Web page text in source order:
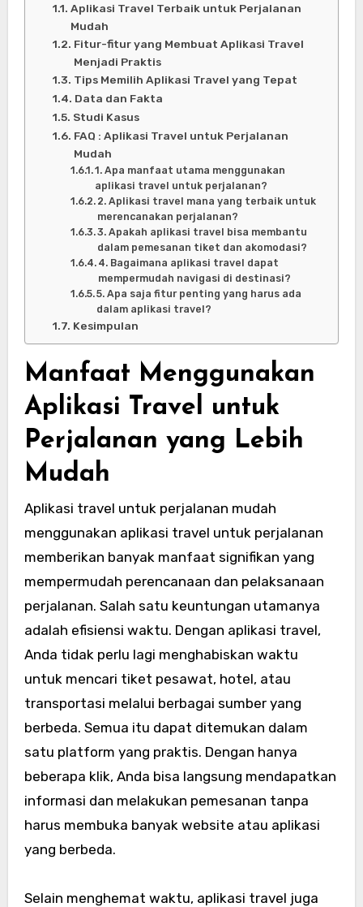
Aplikasi Travel Terbaik untuk Perjalanan
Mudah
Fitur-fitur yang Membuat Aplikasi Travel
Menjadi Praktis
Tips Memilih Aplikasi Travel yang Tepat
Data dan Fakta
Studi Kasus
FAQ : Aplikasi Travel untuk Perjalanan
Mudah
1. Apa manfaat utama menggunakan
aplikasi travel untuk perjalanan?
2. Aplikasi travel mana yang terbaik untuk
merencanakan perjalanan?
3. Apakah aplikasi travel bisa membantu
dalam pemesanan tiket dan akomodasi?
4. Bagaimana aplikasi travel dapat
mempermudah navigasi di destinasi?
5. Apa saja fitur penting yang harus ada
dalam aplikasi travel?
Kesimpulan
Manfaat Menggunakan
Aplikasi Travel untuk
Perjalanan yang Lebih
Mudah
Aplikasi travel untuk perjalanan mudah
menggunakan aplikasi travel untuk perjalanan
memberikan banyak manfaat signifikan yang
mempermudah perencanaan dan pelaksanaan
perjalanan. Salah satu keuntungan utamanya
adalah efisiensi waktu. Dengan aplikasi travel,
Anda tidak perlu lagi menghabiskan waktu
untuk mencari tiket pesawat, hotel, atau
transportasi melalui berbagai sumber yang
berbeda. Semua itu dapat ditemukan dalam
satu platform yang praktis. Dengan hanya
beberapa klik, Anda bisa langsung mendapatkan
informasi dan melakukan pemesanan tanpa
harus membuka banyak website atau aplikasi
yang berbeda.
Selain menghemat waktu, aplikasi travel juga